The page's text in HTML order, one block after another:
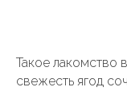
Такое лакомство
свежесть ягод